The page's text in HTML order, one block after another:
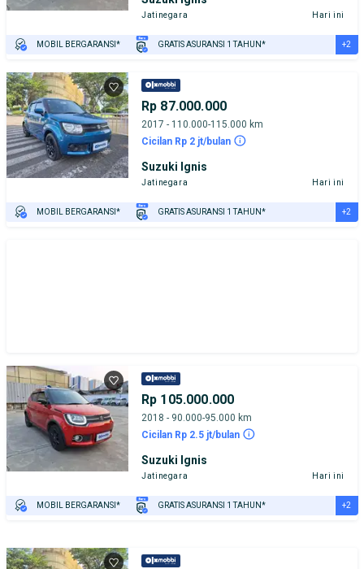
Jatinegara Hari ini
MOBIL BERGARANSI* GRATIS ASURANSI 1 TAHUN* +2
Rp 87.000.000
2017 - 110.000-115.000 km
Cicilan Rp 2 jt/bulan
Suzuki Ignis
Jatinegara Hari ini
MOBIL BERGARANSI* GRATIS ASURANSI 1 TAHUN* +2
Rp 105.000.000
2018 - 90.000-95.000 km
Cicilan Rp 2.5 jt/bulan
Suzuki Ignis
Jatinegara Hari ini
MOBIL BERGARANSI* GRATIS ASURANSI 1 TAHUN* +2